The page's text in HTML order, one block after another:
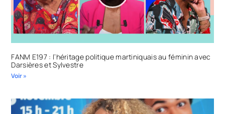
FANM E197 : l’héritage politique martiniquais au féminin avec
Darsières et Sylvestre
Voir »